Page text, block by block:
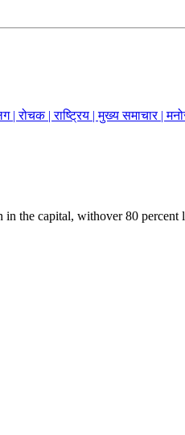
|रोचक |राष्ट्रिय |मुख्य समाचार |
the capital, withover 80 percent